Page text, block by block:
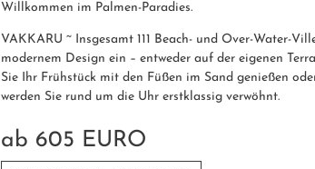
Willkommen im Palmen-Paradies.
VAKKARU ~ Insgesamt 111 Beach- und Over-Water-
modernem Design ein – entweder auf der eigenen
Sie Ihr Frühstück mit den Füßen im Sand genießen
werden Sie rund um die Uhr erstklassig verwöhnt.
ab 605 EURO